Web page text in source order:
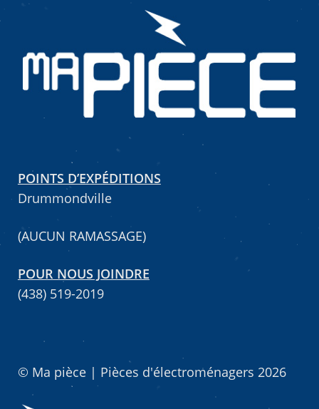
POINTS D’EXPÉDITIONS
Drummondville
(AUCUN RAMASSAGE)
POUR NOUS JOINDRE
(438) 519-2019
© Ma pièce | Pièces d'électroménagers 2026